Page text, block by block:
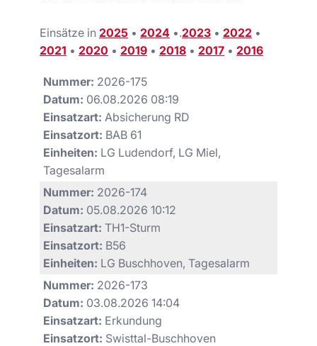
Einsätze in 2025 • 2024 •.2023 • 2022 •
2021 • 2020 • 2019 • 2018 • 2017 • 2016
Nummer: 2026-175
Datum: 06.08.2026 08:19
Einsatzart: Absicherung RD
Einsatzort: BAB 61
Einheiten: LG Ludendorf, LG Miel,
Tagesalarm
Nummer: 2026-174
Datum: 05.08.2026 10:12
Einsatzart: TH1-Sturm
Einsatzort: B56
Einheiten: LG Buschhoven, Tagesalarm
Nummer: 2026-173
Datum: 03.08.2026 14:04
Einsatzart: Erkundung
Einsatzort: Swisttal-Buschhoven